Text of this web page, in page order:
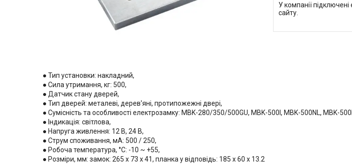
У компанії
сайту.
● Тип установки: накладний,
● Сила утримання, кг: 500,
● Датчик стану дверей,
● Тип дверей: металеві, дерев'яні, протипожежні двері,
● Сумісність та особливості електрозамку: MBK-280/350/500GU, MBK-500I, MBK-500NL, MBK-
● Індикація: світлова,
● Напруга живлення: 12 В, 24 В,
● Струм споживання, мА: 500 / 250,
● Робоча температура, °C: -10 ~ +55,
● Розміри, мм: замок: 265 х 73 х 41, планка у відповідь: 185 х 60 х 13.2